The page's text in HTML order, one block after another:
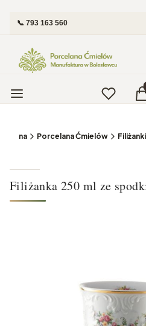
📞 793 163 560
Menu
Porcelana Ćmielów
Filiżanka 250 ml ze